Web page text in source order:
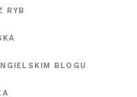
RYB
BLOGU